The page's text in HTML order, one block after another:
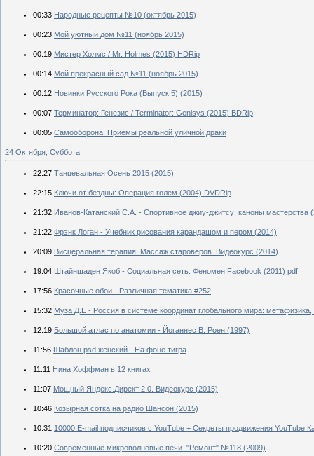
00:33 Народные рецепты №10 (октябрь 2015)
00:23 Мой уютный дом №11 (ноябрь 2015)
00:19 Мистер Холмс / Mr. Holmes (2015) HDRip
00:14 Мой прекрасный сад №11 (ноябрь 2015)
00:12 Новинки Русского Рока (Выпуск 5) (2015)
00:07 Терминатор: Генезис / Terminator: Genisys (2015) BDRip
00:05 Самооборона. Приемы реальной уличной драки
24 Октября, Суббота
22:27 Танцевальная Осень 2015 (2015)
22:15 Ключи от бездны: Операция голем (2004) DVDRip
21:32 Иванов-Катанский С.А. - Спортивное джиу-джитсу: каноны мастерства
21:22 Фрэнк Логан - Учебник рисования карандашом и пером (2014)
20:09 Висцеральная терапия. Массаж староверов. Видеокурс (2014)
19:04 Штайншаден Якоб - Социальная сеть. Феномен Facebook (2011) pdf
17:56 Красочные обои - Различная тематика #252
15:32 Муза Д.Е - Россия в системе координат глобального мира: метафизика,
12:19 Большой атлас по анатомии - Йоганнес В. Роен (1997)
11:56 Шаблон psd женский - На фоне тигра
11:11 Нина Хоффман в 12 книгах
11:07 Мощный Яндекс.Директ 2.0. Видеокурс (2015)
10:46 Козырная сотка на радио Шансон (2015)
10:31 10000 E-mail подписчиков с YouTube + Секреты продвижения YouTube
10:20 Современные микроволновые печи. "Ремонт" №118 (2009)